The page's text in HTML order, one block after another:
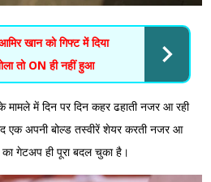
खान को गिफ्ट में दिया
तो ON ही नहीं हुआ
मामले में दिन पर दिन कहर ढहाती नजर आ रही
एक अपनी बोल्ड तस्वीरें शेयर करती नजर आ
गेटअप ही पूरा बदल चुका है।